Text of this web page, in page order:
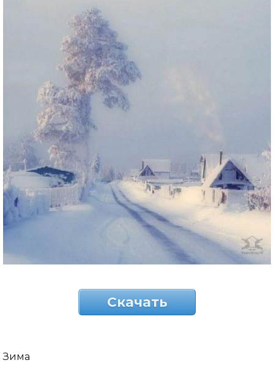
Скачать
Зима